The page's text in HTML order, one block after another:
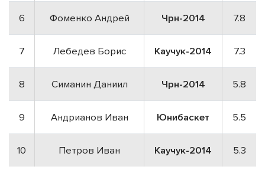
6 Фоменко Андрей Чрн-2014 7.8
7 Лебедев Борис Каучук-2014 7.3
8 Симанин Даниил Чрн-2014 5.8
9 Андрианов Иван Юнибаскет 5.5
10 Петров Иван Каучук-2014 5.3